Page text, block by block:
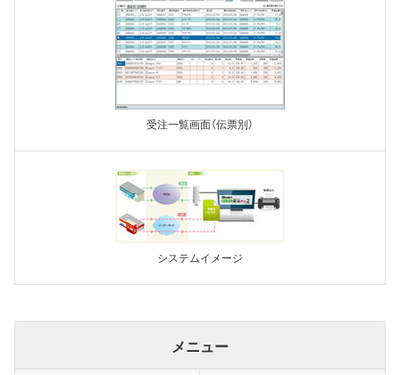
受注一覧画面（伝票別）
システムイメージ
メニュー